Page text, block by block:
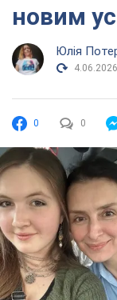
новим
Юлія
0 0